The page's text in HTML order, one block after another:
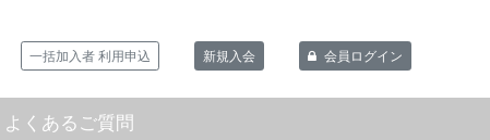
一括加入者 利用申込 新規入会 会員ログイン
よくあるご質問